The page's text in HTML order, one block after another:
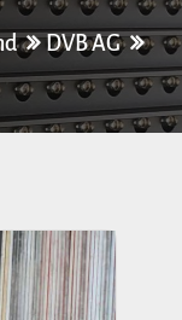
DVB AG